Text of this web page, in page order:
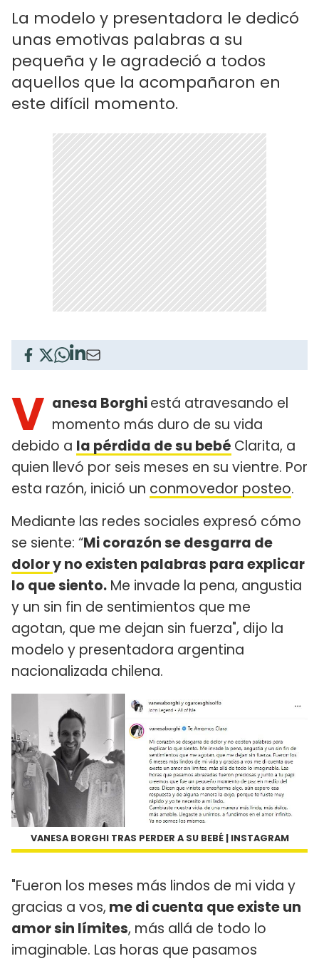
La modelo y presentadora le dedicó
unas emotivas palabras a su
pequeña y le agradeció a todos
aquellos que la acompañaron en
este difícil momento.
V anesa Borghiestá atravesando el
momento más duro de su vida
debido a la pérdida de su bebé Clarita, a
quien llevó por seis meses en su vientre. Por
esta razón, inició un conmovedor posteo.
Mediante las redes sociales expresó cómo
se siente: “Mi corazón se desgarra de
dolory no existen palabras para explicar
lo que siento. Me invade la pena, angustia
y un sin fin de sentimientos que me
agotan, que me dejan sin fuerza", dijo la
modelo y presentadora argentina
nacionalizada chilena.
VANESA BORGHI TRAS PERDER A SU BEBÉ | INSTAGRAM
"Fueron los meses más lindos de mi vida y
gracias a vos, me di cuenta que existe un
amor sin límites, más allá de todo lo
imaginable. Las horas que pasamos